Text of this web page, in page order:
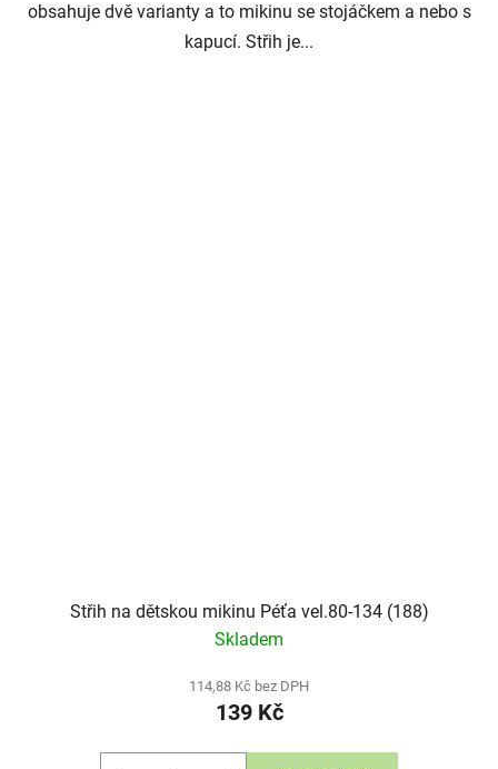
obsahuje dvě varianty a to mikinu se stojáčkem a nebo s
kapucí. Střih je...
Střih na dětskou mikinu Péťa vel.80-134 (188)
Skladem
114,88 Kč bez DPH
139 Kč